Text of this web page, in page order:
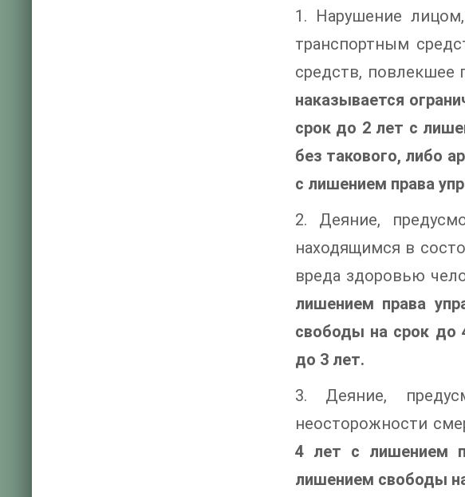
1. Нарушение
транспортным
средств, повлекшее
наказывается
срок до 2 лет с
без такового, либо
с лишением права
2. Деяние,
находящимся в
вреда здоровью
лишением права
свободы на срок до
до 3 лет.
3. Деяние,
неосторожности
4 лет с лишением
лишением свободы